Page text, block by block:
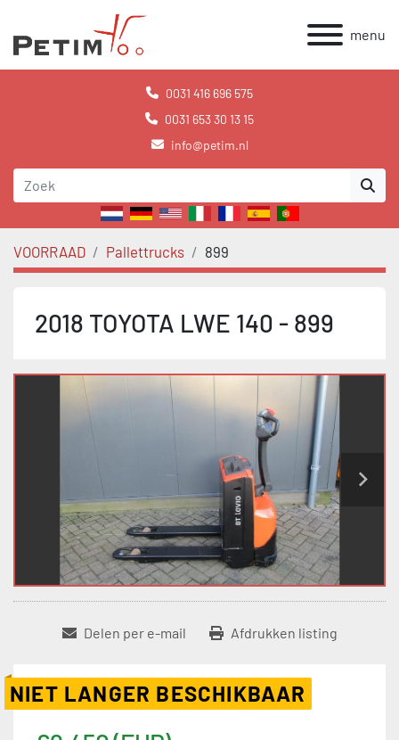
menu
0031 416 696 575
0031 653 30 13 15
info@petim.nl
VOORRAAD Pallettrucks 899
2018 TOYOTA LWE 140 - 899
Delen per e-mail Afdrukken listing
NIET LANGER BESCHIKBAAR